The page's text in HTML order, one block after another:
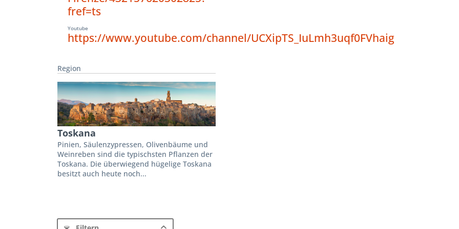
fref=ts
Youtube
https://www.youtube.com/channel/UCXipTS_IuLmh3uqf0FVhaig
Region
Toskana
Pinien, Säulenzypressen, Olivenbäume und
Weinreben sind die typischsten Pflanzen der
Toskana. Die überwiegend hügelige Toskana
besitzt auch heute noch...